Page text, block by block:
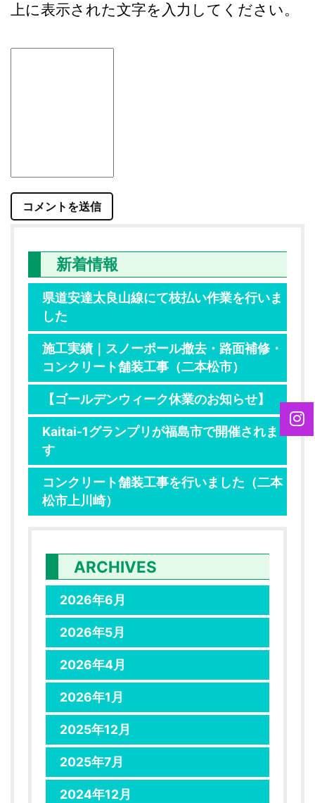
上に表示された文字を入力してください。
新着情報
県道安達太良山線にて枝払い作業を行いま
した
施工実績｜スノーポール撤去・路面補修・
コンクリート舗装工事（二本松市）
【ゴールデンウィーク休業のお知らせ】
Kaitai-1グランプリが福島市で開催されま
す
コンクリート舗装工事を行いました（二本
松市上川崎）
ARCHIVES
2026年6月
2026年5月
2026年4月
2026年1月
2025年12月
2025年7月
2024年12月